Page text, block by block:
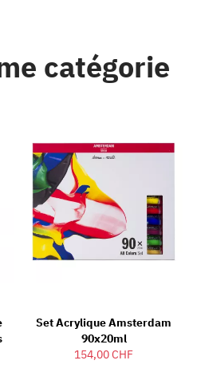
catégorie
Set Acrylique Amsterdam
90x20ml
154,00 CHF